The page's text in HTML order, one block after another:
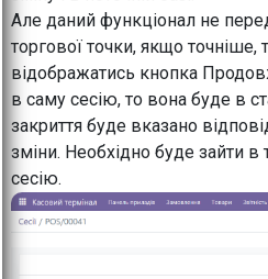
Але даний функціонал не
торгової точки, якщо точніше,
відображатись кнопка
в саму сесію, то вона буде в
закриття буде вказано
зміни. Необхідно буде зайти в
сесію.